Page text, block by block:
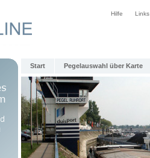
Hilfe Links
Start Pegelauswahl über Karte